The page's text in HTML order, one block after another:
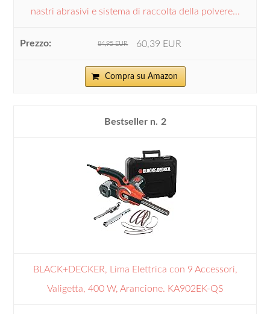
nastri abrasivi e sistema di raccolta della polvere...
84,95 EUR 60,39 EUR
Compra su Amazon
2
BLACK+DECKER, Lima Elettrica con 9 Accessori,
Valigetta, 400 W, Arancione. KA902EK-QS